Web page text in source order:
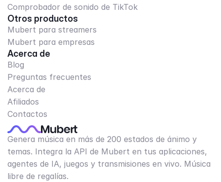
Comprobador de sonido de TikTok
Otros productos
Mubert para streamers
Mubert para empresas
Acerca de
Blog
Preguntas frecuentes
Acerca de
Afiliados
Contactos
Genera música en más de 200 estados de ánimo y
temas. Integra la API de Mubert en tus aplicaciones,
agentes de IA, juegos y transmisiones en vivo. Música
libre de regalías.